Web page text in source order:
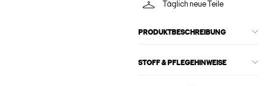
Täglich neue Teile
PRODUKTBESCHREIBUNG
STOFF & PFLEGEHINWEISE